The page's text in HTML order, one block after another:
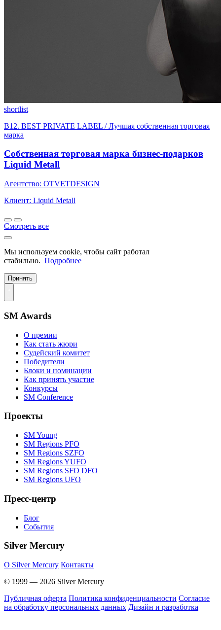
shortlist
B12. BEST PRIVATE LABEL / Лучшая собственная торговая
марка
Собственная торговая марка бизнес-подарков
Liquid Metall
Агентство: OTVETDESIGN
Клиент: Liquid Metall
Смотреть все
Мы используем cookie, чтобы сайт работал
стабильно. Подробнее
Принять
SM Awards
О премии
Как стать жюри
Судейский комитет
Победители
Блоки и номинации
Как принять участие
Конкурсы
SM Conference
Проекты
SM Young
SM Regions PFO
SM Regions SZFO
SM Regions YUFO
SM Regions SFO DFO
SM Regions UFO
Пресс-центр
Блог
События
Silver Mercury
O Silver Mercury Контакты
© 1999 — 2026 Silver Mercury
Публичная оферта Политика конфиденциальности Согласие
на обработку персональных данных Дизайн и разработка